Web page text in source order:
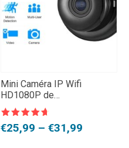
Mini Caméra IP Wifi
HD1080P de
vidéosurveillance
sur 5
€25,99 – €31,99
Plage